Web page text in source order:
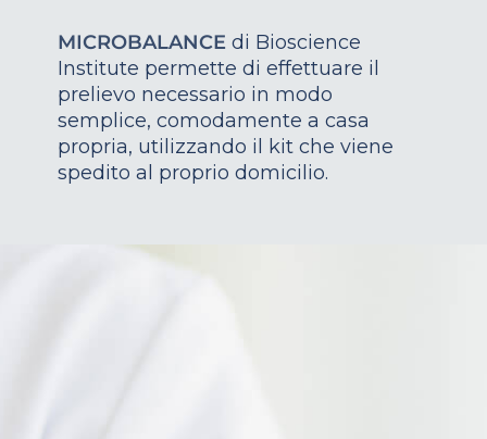
MICROBALANCEdi Bioscience
Institute permette di effettuare il
prelievo necessario in modo
semplice, comodamente a casa
propria, utilizzando il kit che viene
spedito al proprio domicilio.